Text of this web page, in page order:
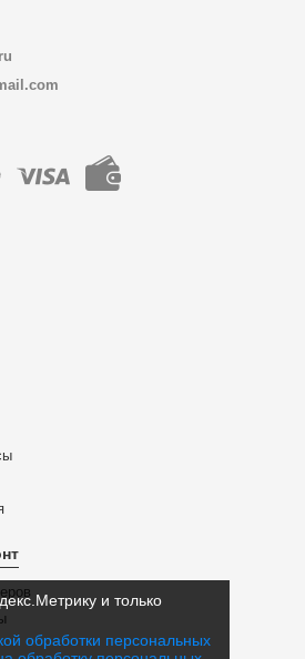
и только
обработки персональных